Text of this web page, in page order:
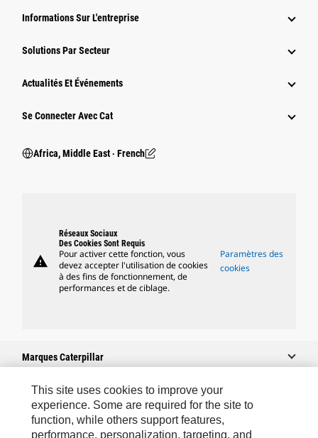
Informations Sur L'entreprise
Solutions Par Secteur
Actualités Et Événements
Se Connecter Avec Cat
Africa, Middle East ‧ French
warning
Réseaux Sociaux
Des Cookies Sont Requis
Pour activer cette fonction, vous
devez accepter l'utilisation de cookies
à des fins de fonctionnement, de
performances et de ciblage.
Paramètres des
cookies
Marques Caterpillar
Caterpillar.com
Contacter Caterpillar
This site uses cookies to improve your
experience. Some are required for the site to
function, while others support features,
performance, personalization, targeting, and